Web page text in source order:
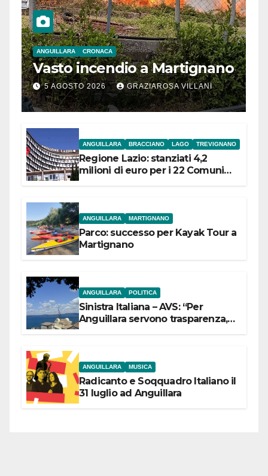
ANGUILLARA CRONACA
Vasto incendio a Martignano
5 AGOSTO 2026 GRAZIAROSA VILLANI
ANGUILLARA BRACCIANO LAGO TREVIGNANO
Regione Lazio: stanziati 4,2
milioni di euro per i 22 Comuni
ANGUILLARA MARTIGNANO
Parco: successo per Kayak Tour a
Martignano
ANGUILLARA POLITICA
Sinistra Italiana – AVS: “Per
Anguillara servono trasparenza,
ANGUILLARA MUSICA
Radicanto e Soqquadro Italiano il
31 luglio ad Anguillara